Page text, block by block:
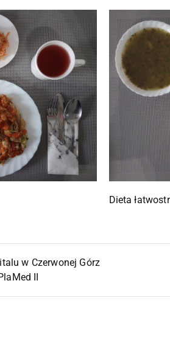
Dieta
w Czerwonej Górz
II